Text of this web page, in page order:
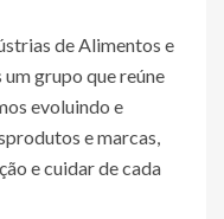
de Alimentos e
grupo que reúne
evoluindo e
produtos e marcas,
e cuidar de cada